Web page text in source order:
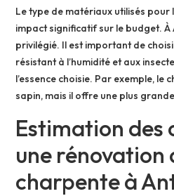
Le type de matériaux utilisés pour
impact significatif sur le budget. À
privilégié. Il est important de
résistant à l’humidité et aux
l’essence choisie. Par exemple, le
sapin, mais il offre une plus
Estimation des
une rénovation
charpente à